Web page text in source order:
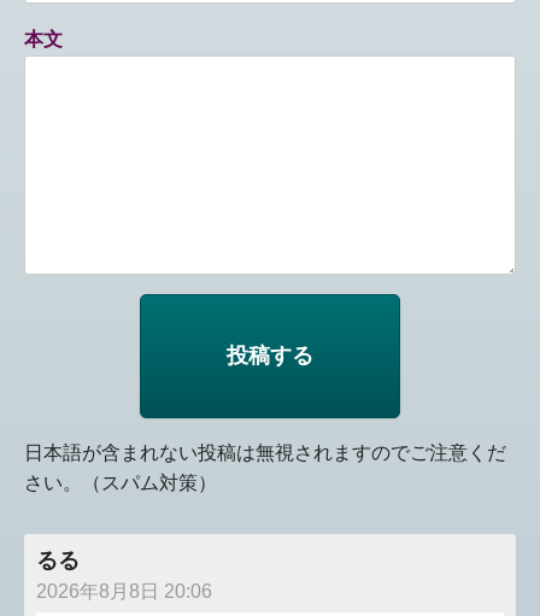
本文
日本語が含まれない投稿は無視されますのでご注意くだ
さい。（スパム対策）
るる
2026年8月8日 20:06